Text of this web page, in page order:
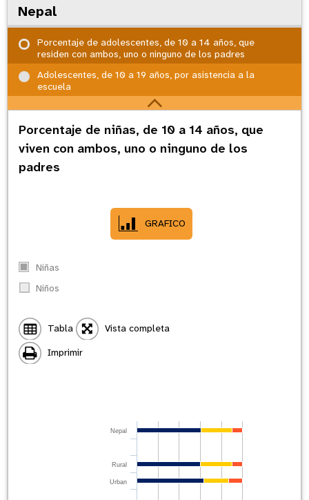
Nepal
Porcentaje de adolescentes, de 10 a 14 años, que
residen con ambos, uno o ninguno de los padres
Adolescentes, de 10 a 19 años, por asistencia a la
escuela
Porcentaje de niñas, de 10 a 14 años, que
viven con ambos, uno o ninguno de los
padres
GRAFICO
Niñas
Niños
Tabla
Vista completa
Imprimir
Nepal
Rural
Urban